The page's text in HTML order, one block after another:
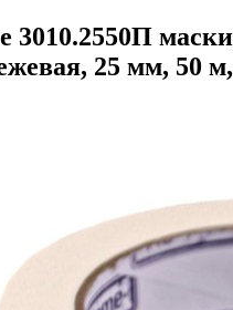
3010.2550П
25 мм, 50